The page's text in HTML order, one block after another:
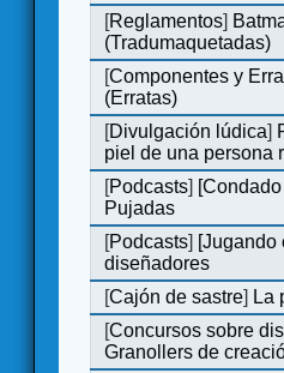
[Reglamentos]
(Tradumaquetadas)
[Componentes y
(Erratas)
[Divulgación lúdica]
piel de una persona
[Podcasts]
Pujadas
[Podcasts] [Jugando
diseñadores
[Cajón de sastre] La
[Concursos sobre
Granollers de